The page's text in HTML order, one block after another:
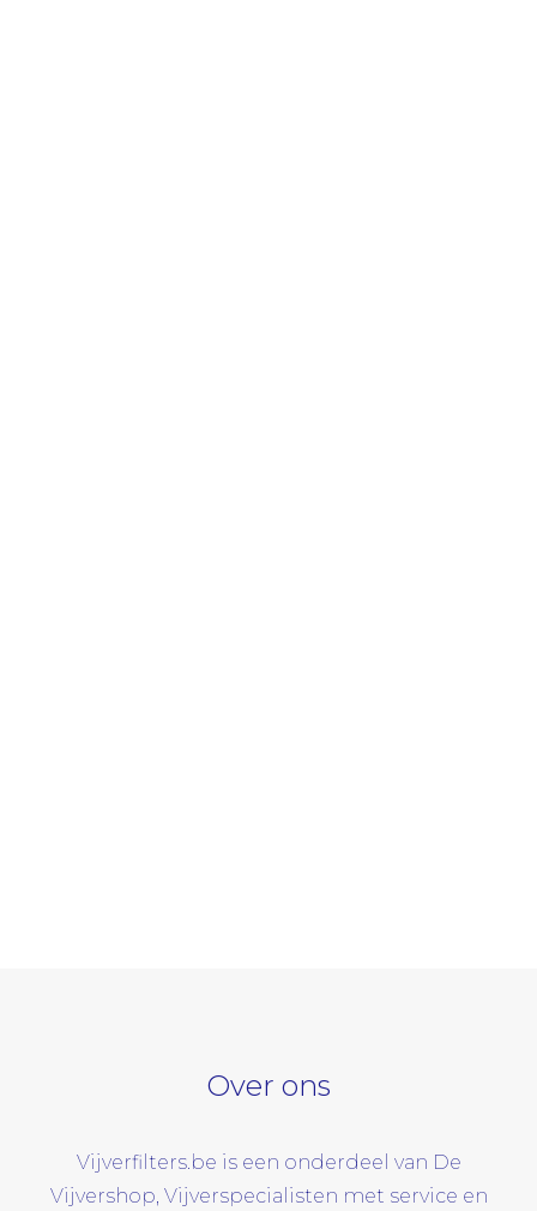
Over ons
Vijverfilters.be is een onderdeel van De
Vijvershop, Vijverspecialisten met service en